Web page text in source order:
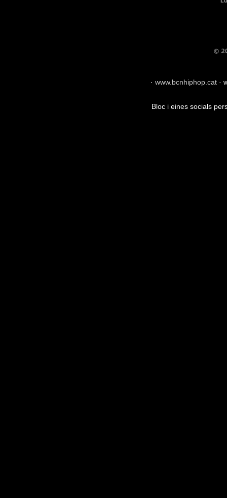
· www.bcnhiphop.cat ·
Bloc i eines socials